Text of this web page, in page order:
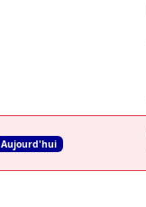
Aujourd'hui